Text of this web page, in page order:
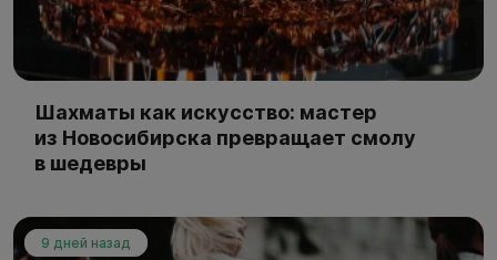
Шахматы как искусство: мастер
из Новосибирска превращает смолу
в шедевры
9 дней назад